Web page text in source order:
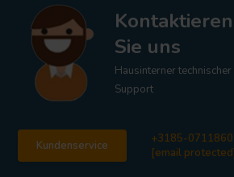
Kontaktieren
Sie uns
Hausinterner technischer
Support
Kundenservice
+3185-0711860
[email